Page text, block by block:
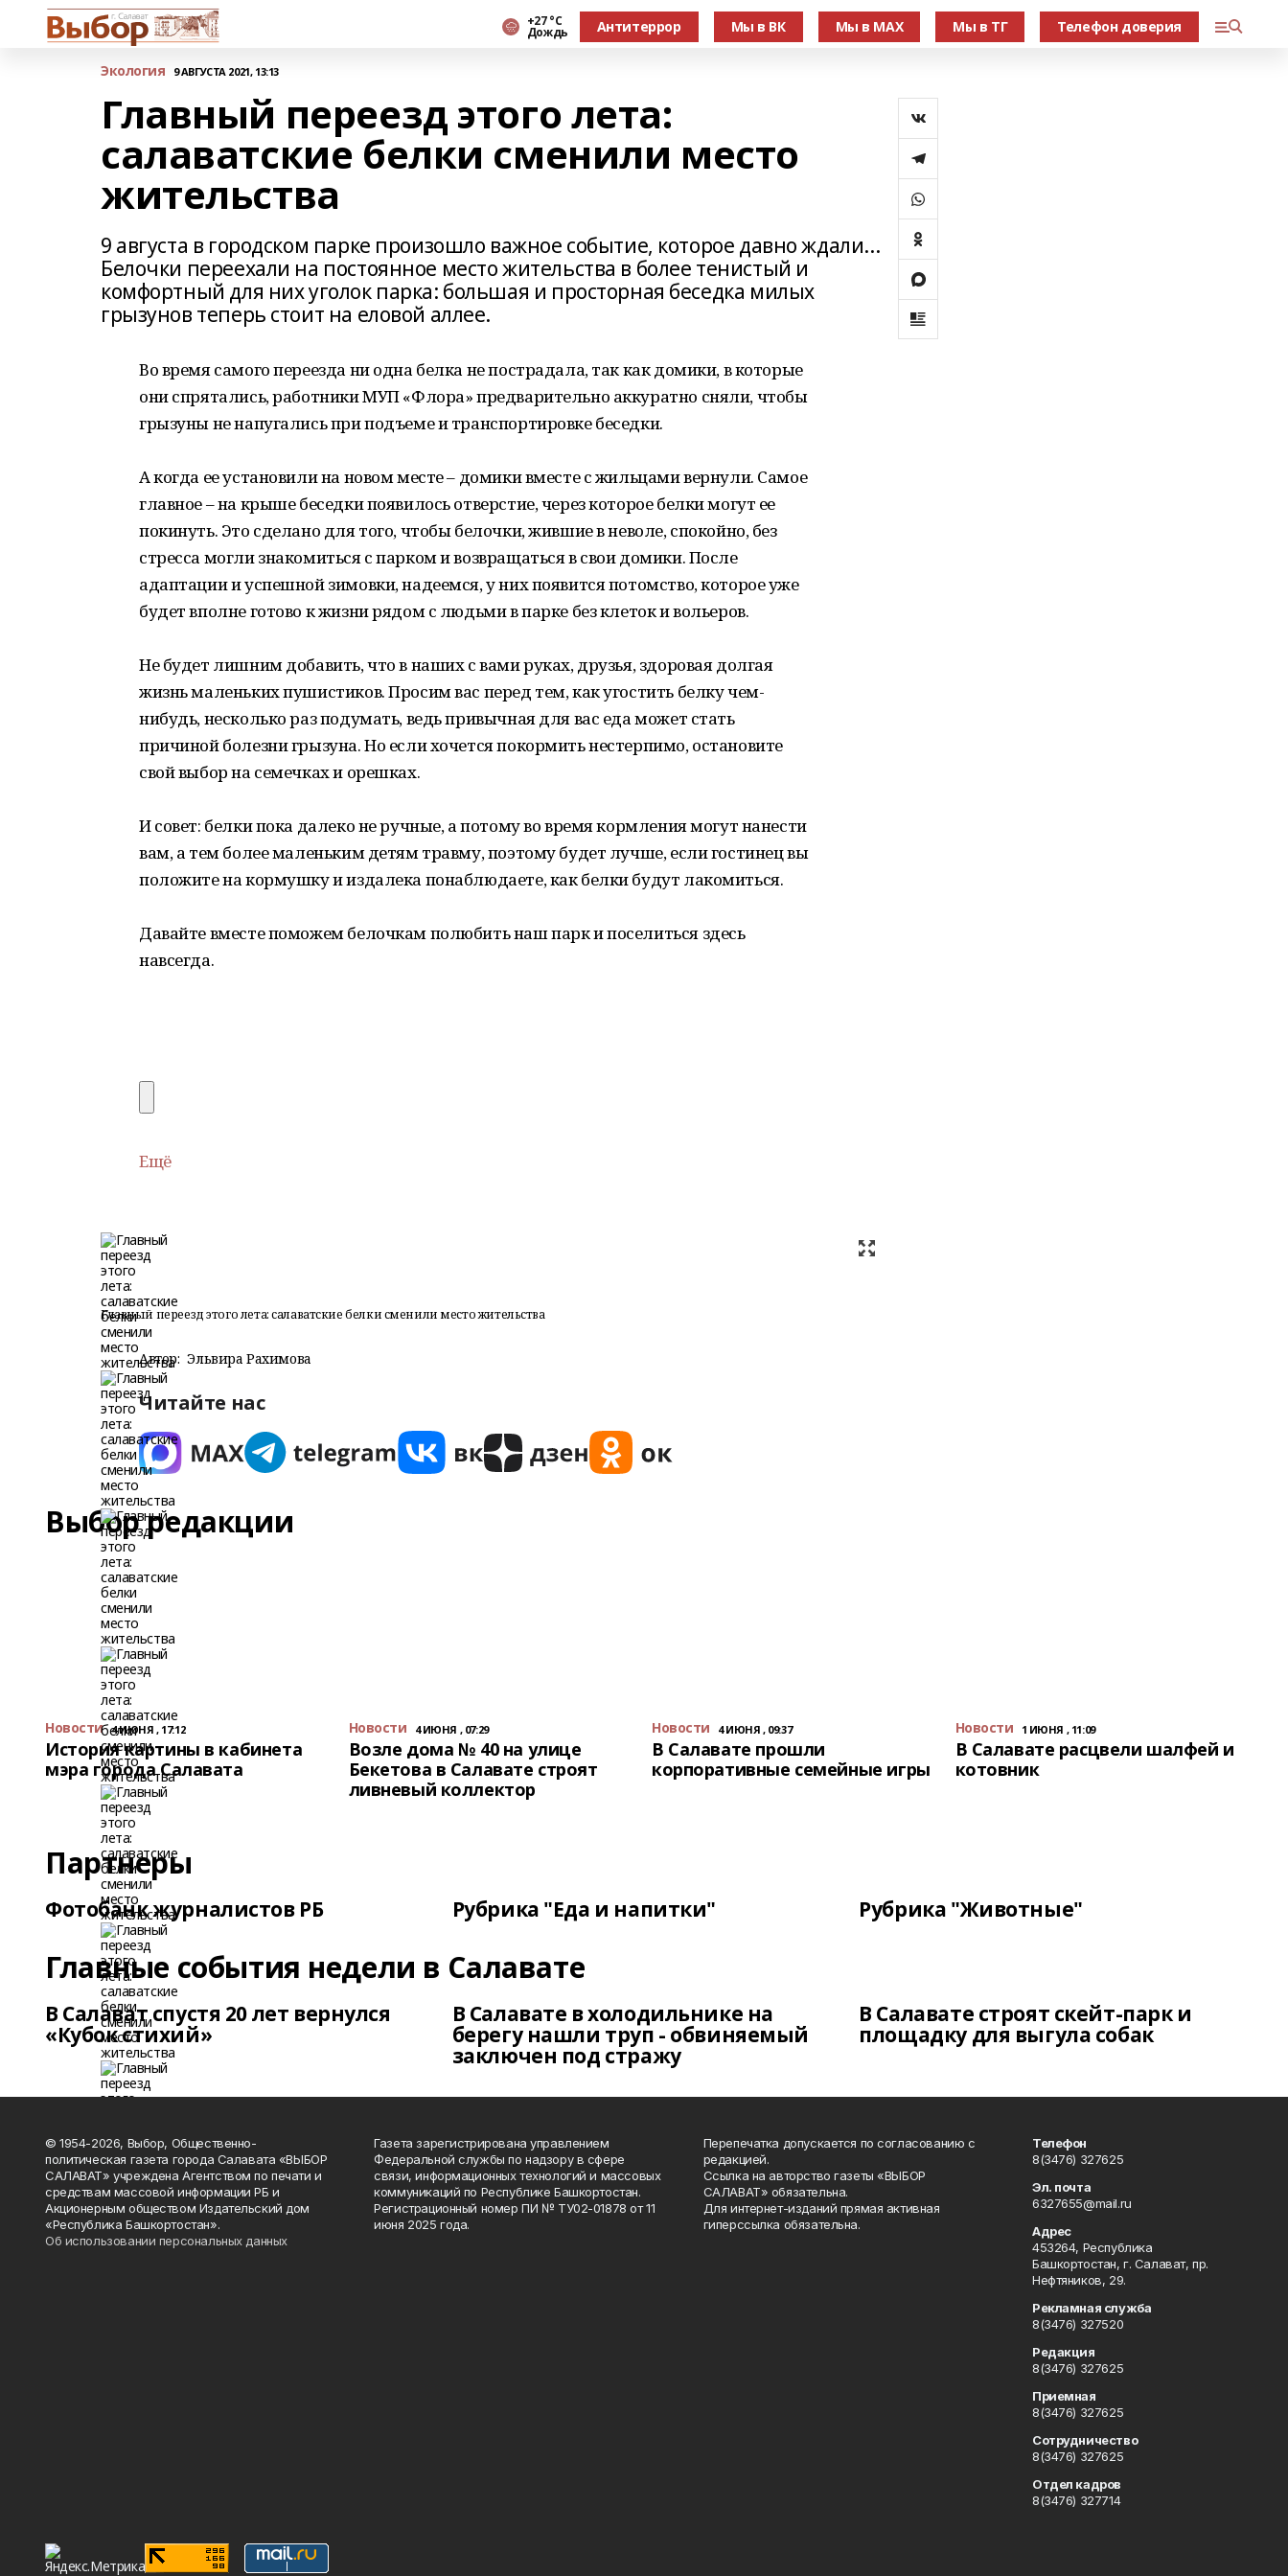
+27 °С
Дождь Антитеррор Мы в ВК Мы в МАХ Мы в ТГ Телефон доверия
Экология 9 АВГУСТА 2021, 13:13
Главный переезд этого лета:
салаватские белки сменили место
жительства
9 августа в городском парке произошло важное событие, которое давно ждали...
Белочки переехали на постоянное место жительства в более тенистый и
комфортный для них уголок парка: большая и просторная беседка милых
грызунов теперь стоит на еловой аллее.
Во время самого переезда ни одна белка не пострадала, так как домики, в которые
они спрятались, работники МУП «Флора» предварительно аккуратно сняли, чтобы
грызуны не напугались при подъеме и транспортировке беседки.
А когда ее установили на новом месте – домики вместе с жильцами вернули. Самое
главное – на крыше беседки появилось отверстие, через которое белки могут ее
покинуть. Это сделано для того, чтобы белочки, жившие в неволе, спокойно, без
стресса могли знакомиться с парком и возвращаться в свои домики. После
адаптации и успешной зимовки, надеемся, у них появится потомство, которое уже
будет вполне готово к жизни рядом с людьми в парке без клеток и вольеров.
Не будет лишним добавить, что в наших с вами руках, друзья, здоровая долгая
жизнь маленьких пушистиков. Просим вас перед тем, как угостить белку чем-
нибудь, несколько раз подумать, ведь привычная для вас еда может стать
причиной болезни грызуна. Но если хочется покормить нестерпимо, остановите
свой выбор на семечках и орешках.
И совет: белки пока далеко не ручные, а потому во время кормления могут нанести
вам, а тем более маленьким детям травму, поэтому будет лучше, если гостинец вы
положите на кормушку и издалека понаблюдаете, как белки будут лакомиться.
Давайте вместе поможем белочкам полюбить наш парк и поселиться здесь
навсегда.
Ещё
Главный переезд этого лета: салаватские белки сменили место жительства
Автор: Эльвира Рахимова
Читайте нас
Выбор редакции
Новости 4 ИЮНЯ , 17:12
История картины в кабинета
мэра города Салавата
Новости 4 ИЮНЯ , 07:29
Возле дома № 40 на улице
Бекетова в Салавате строят
ливневый коллектор
Новости 4 ИЮНЯ , 09:37
В Салавате прошли
корпоративные семейные игры
Новости 1 ИЮНЯ , 11:09
В Салавате расцвели шалфей и
котовник
Партнеры
Фотобанк журналистов РБ Рубрика "Еда и напитки" Рубрика "Животные"
Главные события недели в Салавате
В Салават спустя 20 лет вернулся
«Кубок стихий»
В Салавате в холодильнике на
берегу нашли труп - обвиняемый
заключен под стражу
В Салавате строят скейт-парк и
площадку для выгула собак
© 1954-2026, Выбор, Общественно-
политическая газета города Салавата «ВЫБОР
САЛАВАТ» учреждена Агентством по печати и
средствам массовой информации РБ и
Акционерным обществом Издательский дом
«Республика Башкортостан».
Об использовании персональных данных
Газета зарегистрирована управлением
Федеральной службы по надзору в сфере
связи, информационных технологий и массовых
коммуникаций по Республике Башкортостан.
Регистрационный номер ПИ № ТУ02-01878 от 11
июня 2025 года.
Перепечатка допускается по согласованию с
редакцией.
Ссылка на авторство газеты «ВЫБОР
САЛАВАТ» обязательна.
Для интернет-изданий прямая активная
гиперссылка обязательна.
Телефон
8(3476) 327625
Эл. почта
6327655@mail.ru
Адрес
453264, Республика
Башкортостан, г. Салават, пр.
Нефтяников, 29.
Рекламная служба
8(3476) 327520
Редакция
8(3476) 327625
Приемная
8(3476) 327625
Сотрудничество
8(3476) 327625
Отдел кадров
8(3476) 327714